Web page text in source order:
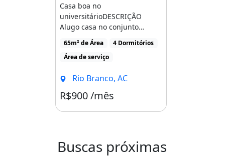
Casa boa no
universitárioDESCRIÇÃO
Alugo casa no conjunto
UniversitarioI, com 2 quartos,
cozinha [...]
65m² de Área
4 Dormitórios
Área de serviço
Rio Branco, AC
R$900 /mês
Buscas próximas